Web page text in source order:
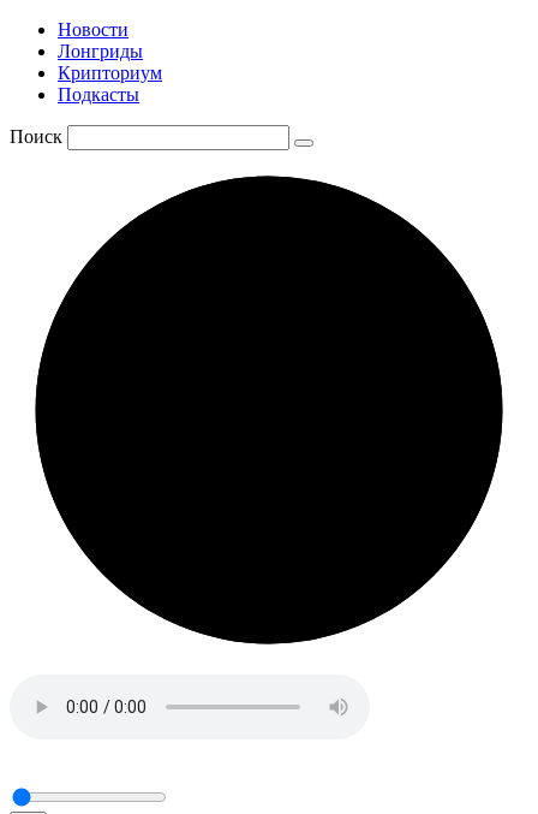
Новости
Лонгриды
Крипториум
Подкасты
Поиск